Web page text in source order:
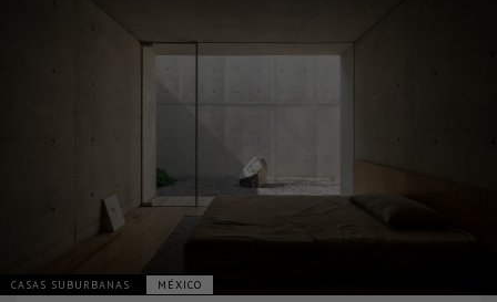
CASAS SUBURBANAS MÉXICO